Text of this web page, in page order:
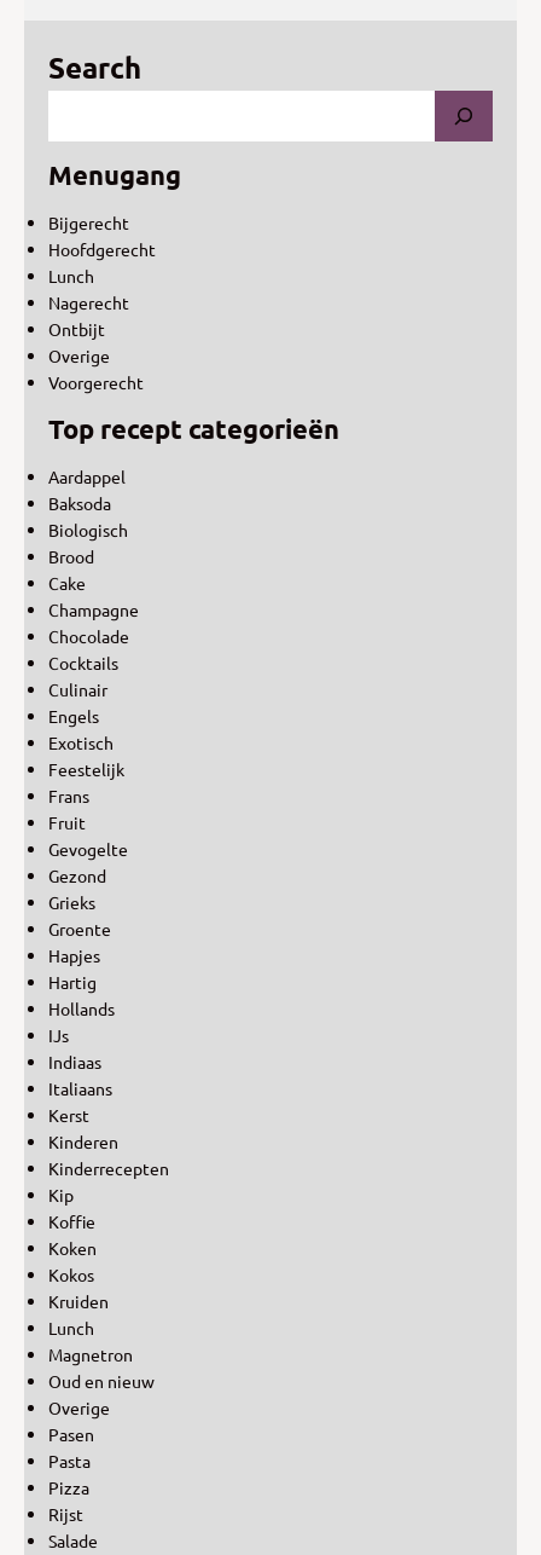
Search
Menugang
Bijgerecht
Hoofdgerecht
Lunch
Nagerecht
Ontbijt
Overige
Voorgerecht
Top recept categorieën
Aardappel
Baksoda
Biologisch
Brood
Cake
Champagne
Chocolade
Cocktails
Culinair
Engels
Exotisch
Feestelijk
Frans
Fruit
Gevogelte
Gezond
Grieks
Groente
Hapjes
Hartig
Hollands
IJs
Indiaas
Italiaans
Kerst
Kinderen
Kinderrecepten
Kip
Koffie
Koken
Kokos
Kruiden
Lunch
Magnetron
Oud en nieuw
Overige
Pasen
Pasta
Pizza
Rijst
Salade